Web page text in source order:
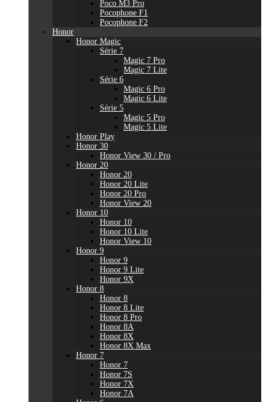
Poco M3 Pro
Pocophone F1
Pocophone F2
Honor
Honor Magic
Série 7
Magic 7 Pro
Magic 7 Lite
Série 6
Magic 6 Pro
Magic 6 Lite
Série 5
Magic 5 Pro
Magic 5 Lite
Honor Play
Honor 30
Honor View 30 / Pro
Honor 20
Honor 20
Honor 20 Lite
Honor 20 Pro
Honor View 20
Honor 10
Honor 10
Honor 10 Lite
Honor View 10
Honor 9
Honor 9
Honor 9 Lite
Honor 9X
Honor 8
Honor 8
Honor 8 Lite
Honor 8 Pro
Honor 8A
Honor 8X
Honor 8X Max
Honor 7
Honor 7
Honor 7S
Honor 7X
Honor 7A